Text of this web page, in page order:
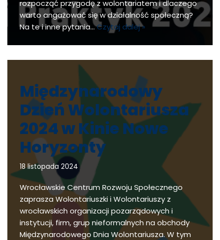
rozpocząć przygodę z wolontariatem i dlaczego
warto angażować się w działalność społeczną?
Na te i inne pytania…Czytaj dalej »
Międzynarodowy
Dzień Wolontariusza
2024 w Kinie Nowe
Horyzonty
18 listopada 2024
Wrocławskie Centrum Rozwoju Społecznego
zaprasza Wolontariuszki i Wolontariuszy z
wrocławskich organizacji pozarządowych i
instytucji, firm, grup nieformalnych na obchody
Międzynarodowego Dnia Wolontariusza. W tym